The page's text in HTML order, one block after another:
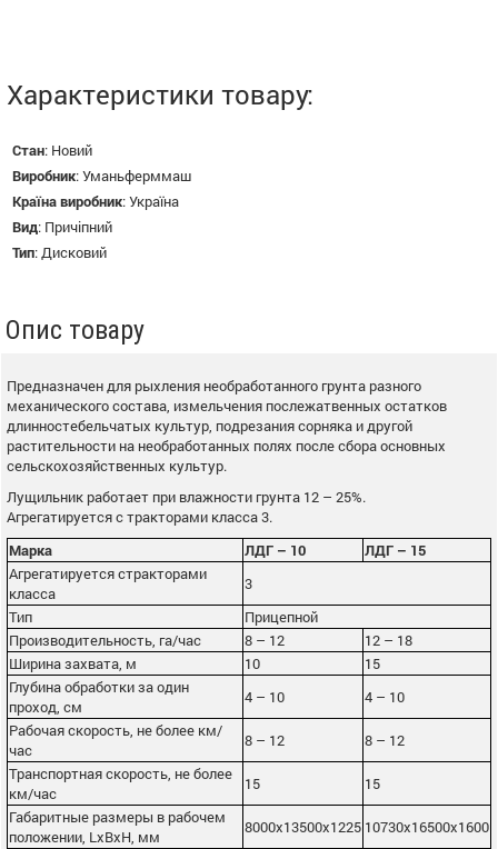
Характеристики товару:
Стан: Новий
Виробник:Уманьферммаш
Країна виробник:Україна
Вид: Причіпний
Тип: Дисковий
Опис товару
Предназначен для рыхления необработанного грунта разного
механического состава, измельчения послежатвенных остатков
длинностебельчатых культур, подрезания сорняка и другой
растительности на необработанных полях после сбора основных
сельскохозяйственных культур.
Лущильник работает при влажности грунта 12 – 25%.
Агрегатируется с тракторами класса 3.
Марка
ЛДГ – 10
ЛДГ – 15
Агрегатируется стракторами
класса
3
Тип
Прицепной
Производительность, га/час
8 – 12
12 – 18
Ширина захвата, м
10
15
Глубина обработки за один
проход, см
4 – 10
4 – 10
Рабочая скорость, не более км/
час
8 – 12
8 – 12
Транспортная скорость, не более
км/час
15
15
Габаритные размеры в рабочем
положении, LxBxH, мм
8000x13500x1225 10730x16500x1600